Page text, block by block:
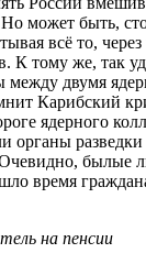
может быть,
всё то,
К тому же, так
между двумя
Карибский
ядерного
органы
былые
время
на пенсии